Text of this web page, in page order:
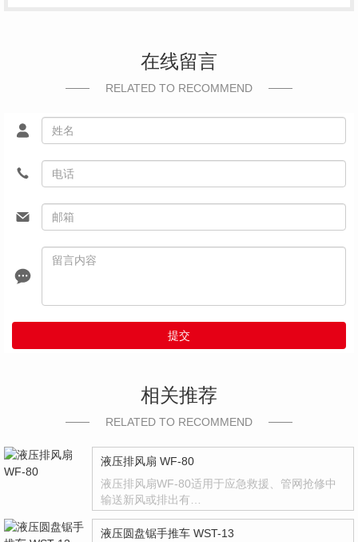
在线留言
RELATED TO RECOMMEND
提交
相关推荐
RELATED TO RECOMMEND
液压排风扇 WF-80
液压排风扇WF-80适用于应急救援、管网抢修中
输送新风或排出有…
液压圆盘锯手推车 WST-13